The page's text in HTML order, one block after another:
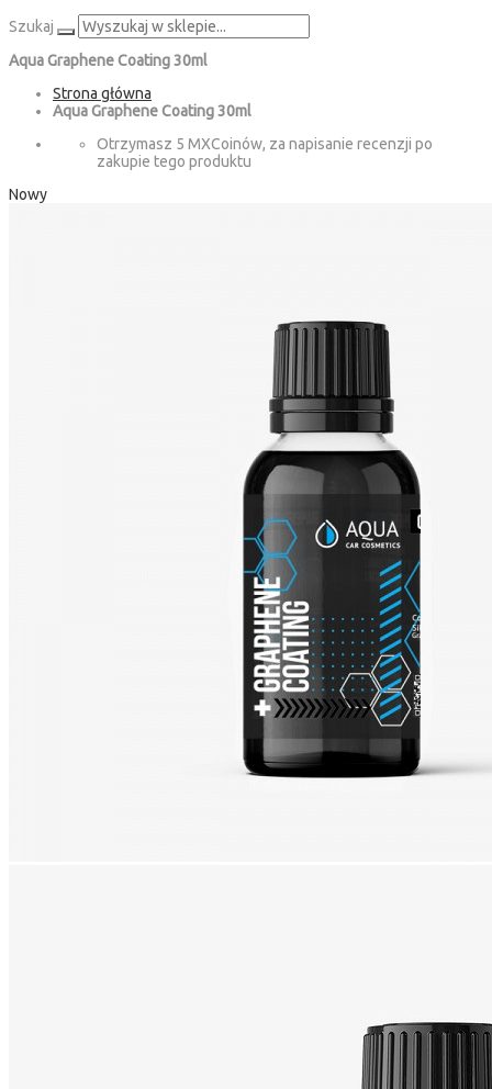
Szukaj
Aqua Graphene Coating 30ml
Strona główna
Aqua Graphene Coating 30ml
Otrzymasz 5 MXCoinów, za napisanie recenzji po
zakupie tego produktu
Nowy